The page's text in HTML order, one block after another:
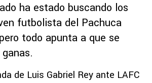
ha estado buscando los
futbolista del Pachuca
todo apunta a que se
de Luis Gabriel Rey ante LAFC